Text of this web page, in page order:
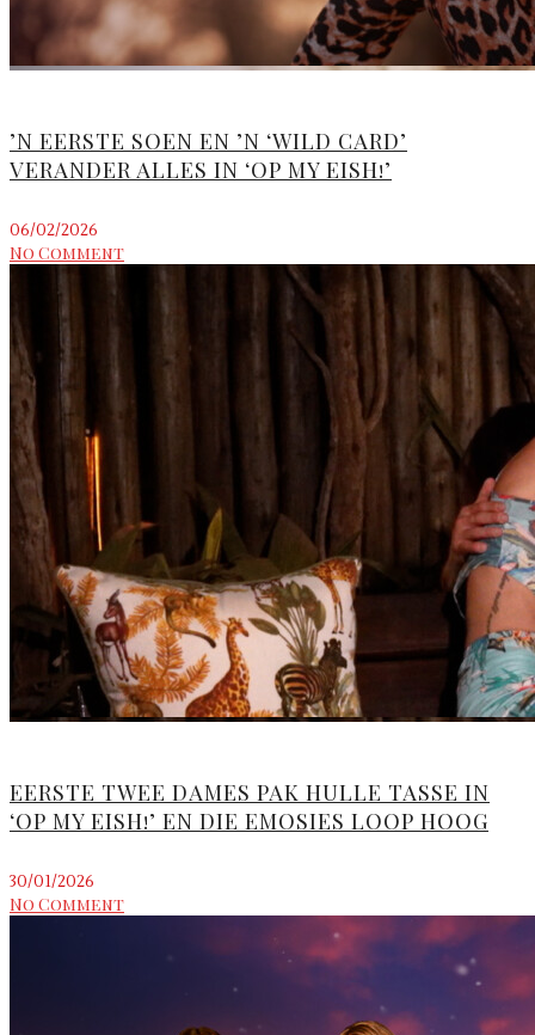
’N EERSTE SOEN EN ’N ‘WILD CARD’
VERANDER ALLES IN ‘OP MY EISH!’
06/02/2026
No Comment
EERSTE TWEE DAMES PAK HULLE TASSE IN
‘OP MY EISH!’ EN DIE EMOSIES LOOP HOOG
30/01/2026
No Comment